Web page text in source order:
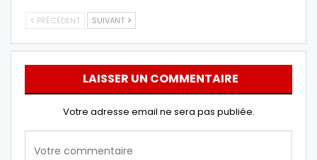
PRÉCÉDENT SUIVANT
LAISSER UN COMMENTAIRE
Votre adresse email ne sera pas publiée.